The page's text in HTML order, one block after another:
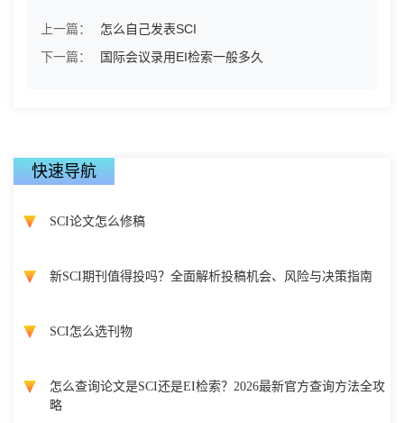
上一篇：
怎么自己发表SCI
下一篇：
国际会议录用EI检索一般多久
快速导航
SCI论文怎么修稿
新SCI期刊值得投吗？全面解析投稿机会、风险与决策指南
SCI怎么选刊物
怎么查询论文是SCI还是EI检索？2026最新官方查询方法全攻
略